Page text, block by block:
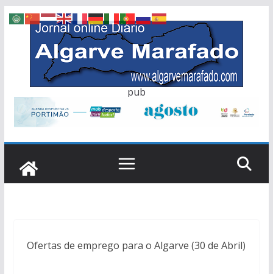
Skip
content
pub
Ofertas de emprego para o Algarve (30 de Abril)